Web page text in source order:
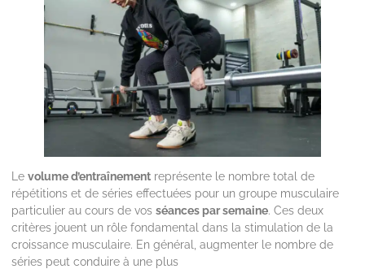
Le volume d’entraînement représente le nombre total de
répétitions et de séries effectuées pour un groupe musculaire
particulier au cours de vos séances par semaine. Ces deux
critères jouent un rôle fondamental dans la stimulation de la
croissance musculaire. En général, augmenter le nombre de
séries peut conduire à une plus